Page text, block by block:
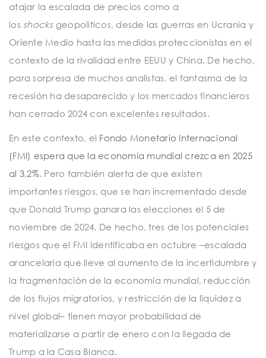
atajar la escalada de precios como a
los shocksgeopolíticos, desde las guerras en Ucrania y
Oriente Medio hasta las medidas proteccionistas en el
contexto de la rivalidad entre EEUU y China. De hecho,
para sorpresa de muchos analistas, el fantasma de la
recesión ha desaparecido y los mercados financieros
han cerrado 2024 con excelentes resultados.
En este contexto, el Fondo Monetario Internacional
(FMI) espera que la economía mundial crezca en 2025
al 3,2%. Pero también alerta de que existen
importantes riesgos, que se han incrementado desde
que Donald Trump ganara las elecciones el 5 de
noviembre de 2024. De hecho, tres de los potenciales
riesgos que el FMI identificaba en octubre –escalada
arancelaria que lleve al aumento de la incertidumbre y
la fragmentación de la economía mundial, reducción
de los flujos migratorios, y restricción de la liquidez a
nivel global– tienen mayor probabilidad de
materializarse a partir de enero con la llegada de
Trump a la Casa Blanca.